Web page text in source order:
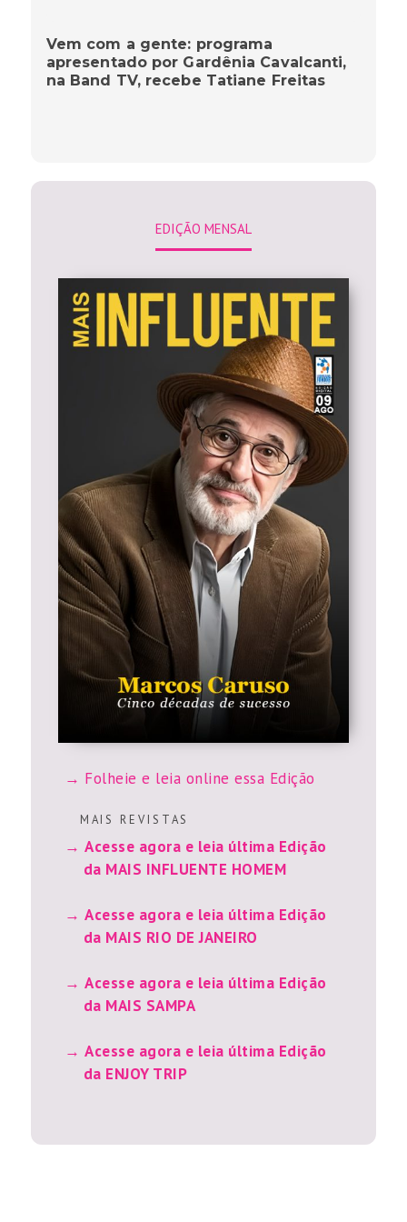
Vem com a gente: programa
apresentado por Gardênia Cavalcanti,
na Band TV, recebe Tatiane Freitas
EDIÇÃO MENSAL
Folheie e leia online essa Edição
M A I S R E V I S T A S
Acesse agora e leia última Edição
da MAIS INFLUENTE HOMEM
Acesse agora e leia última Edição
da MAIS RIO DE JANEIRO
Acesse agora e leia última Edição
da MAIS SAMPA
Acesse agora e leia última Edição
da ENJOY TRIP